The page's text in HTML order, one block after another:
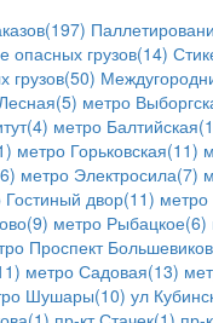
опасных грузов(14)
грузов(50)
метро
метро
метро Горьковская(11)
метро Электросила(7)
Гостиный двор(11) метро
метро Рыбацкое(6)
Проспект
метро Садовая(13)
Шушары(10) ул